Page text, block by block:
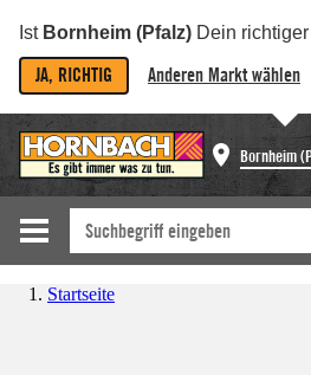
Ist Bornheim (Pfalz) Dein
JA, RICHTIG Anderen Markt wählen
Bornheim
Startseite